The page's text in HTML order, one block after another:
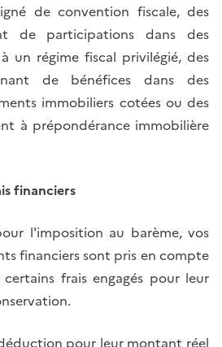
de convention fiscale, des
de participations dans des
un régime fiscal privilégié, des
de bénéfices dans des
immobiliers cotées ou des
à prépondérance immobilière
financiers
l'imposition au barème, vos
financiers sont pris en compte
frais engagés pour leur
pour leur montant réel